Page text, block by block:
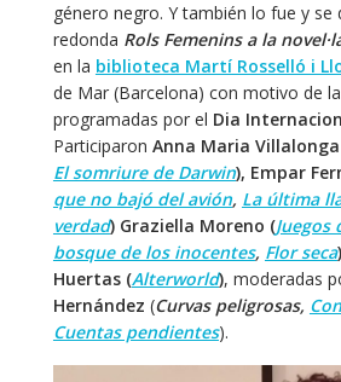
género negro. Y también lo fue y se
redonda Rols Femenins a la
en la biblioteca Martí Rosselló i
de Mar (Barcelona) con motivo de
programadas por el Dia
Participaron Anna Maria
El somriure de Darwin), Empar
que no bajó del avión, La última
verdad) Graziella Moreno (Juegos
bosque de los inocentes, Flor seca
Huertas (Alterworld), moderadas
Hernández (Curvas peligrosas,
Cuentas pendientes).